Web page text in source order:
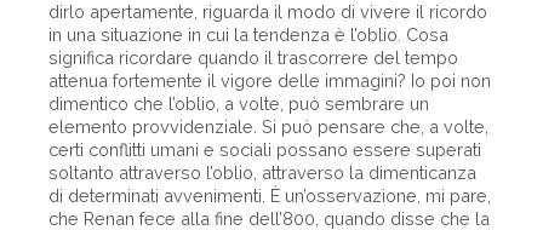
dirlo apertamente, riguarda il modo di vivere il ricordo
in una situazione in cui la tendenza è l’oblio. Cosa
significa ricordare quando il trascorrere del tempo
attenua fortemente il vigore delle immagini? Io poi non
dimentico che l’oblio, a volte, può sembrare un
elemento provvidenziale. Si può pensare che, a volte,
certi conflitti umani e sociali possano essere superati
soltanto attraverso l’oblio, attraverso la dimenticanza
di determinati avvenimenti. È un’osservazione, mi pare,
che Renan fece alla fine dell’800, quando disse che la